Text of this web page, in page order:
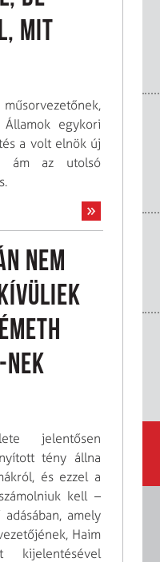
mit
egykori
a volt elnök új
ám az utolsó
nem
nek
jelentősen
tény állna
és ezzel a
kell –
amely
Haim